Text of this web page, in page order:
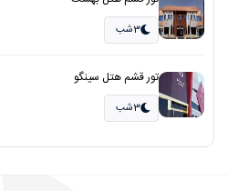
3شب
تور قشم هتل سینگو
3شب